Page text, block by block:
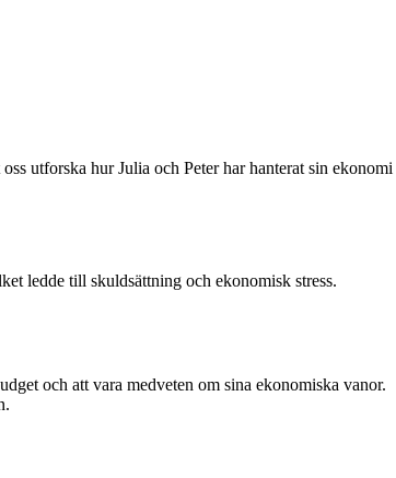
utforska hur Julia och Peter har hanterat sin ekonomi
ledde till skuldsättning och ekonomisk stress.
och att vara medveten om sina ekonomiska vanor.